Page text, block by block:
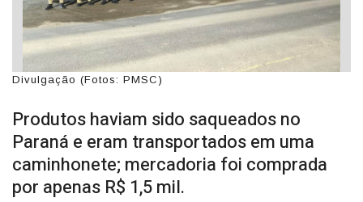
Divulgação (Fotos: PMSC)
Produtos haviam sido saqueados no
Paraná e eram transportados em uma
caminhonete; mercadoria foi comprada
por apenas R$ 1,5 mil.